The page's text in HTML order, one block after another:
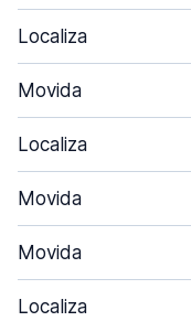
Localiza
Movida
Localiza
Movida
Movida
Localiza